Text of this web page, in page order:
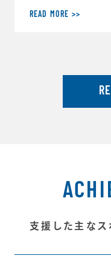
ました。アジア選手権
l.jp/jp/news/
s/
READ MORE >>
支援した主な